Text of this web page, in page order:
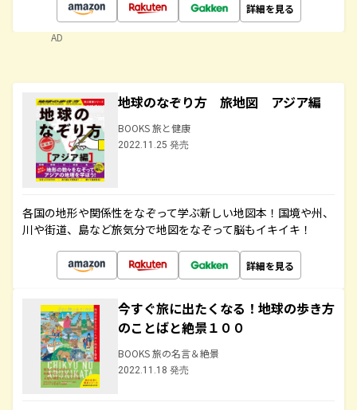
詳細を見る
AD
地球のなぞり方 旅地図 アジア編
BOOKS 旅と健康
2022.11.25 発売
各国の地形や関係性をなぞって学ぶ新しい地図本！国境や州、
川や街道、島など旅気分で地図をなぞって脳もイキイキ！
詳細を見る
今すぐ旅に出たくなる！地球の歩き方
のことばと絶景１００
BOOKS 旅の名言＆絶景
2022.11.18 発売